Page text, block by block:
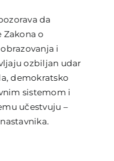
da
Zakona o
i
ozbiljan udar
demokratsko
sistemom i
učestvuju –